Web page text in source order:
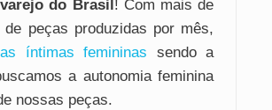
do Brasil ! Com mais de
de peças produzidas por mês,
íntimas femininas sendo a
a autonomia feminina
nossas peças.